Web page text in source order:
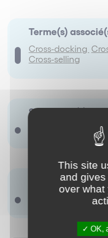
Terme(s)
Cross-docking
Cross-selling
Synonyme(s) :
Il ny a pas de terme
Antonyme(s) :
This site
and
over what
OK,